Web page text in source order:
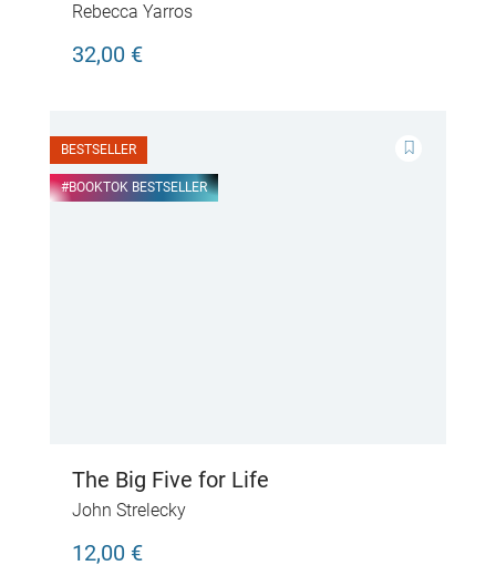
Rebecca Yarros
32,00 €
BESTSELLER
#BOOKTOK BESTSELLER
The Big Five for Life
John Strelecky
12,00 €